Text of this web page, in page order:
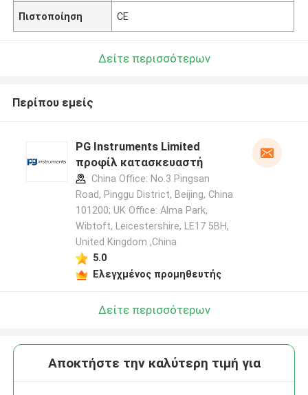
Πιστοποίηση CE
Δείτε περισσότερων
Περίπου εμείς
PG Instruments Limited
προφίλ κατασκευαστή
China Office: No.3 Pingsan
Road, Pinggu District, Beijing, China
101200; UK Office: Alma Park,
Wibtoft, Leicestershire, LE17 5BH,
United Kingdom ,China
5.0
Ελεγχμένος προμηθευτής
Δείτε περισσότερων
Αποκτήστε την καλύτερη τιμή για